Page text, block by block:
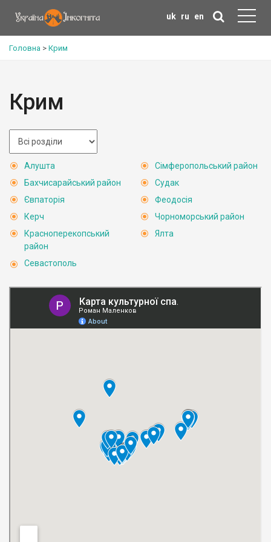
uk ru en
Головна > Крим
Крим
Алушта
Бахчисарайський район
Євпаторія
Керч
Красноперекопський
район
Севастополь
Сімферопольський район
Судак
Феодосія
Чорноморський район
Ялта